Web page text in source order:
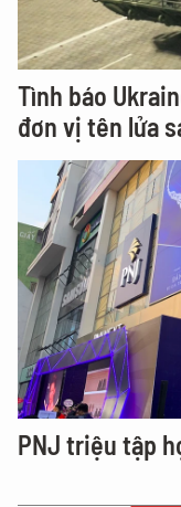
Tình báo
đơn vị tên lửa
PNJ triệu tập